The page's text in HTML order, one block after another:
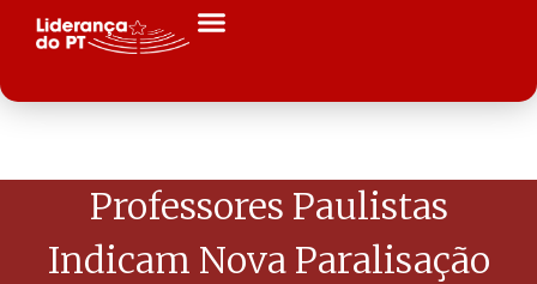
Professores Paulistas
Indicam Nova Paralisação